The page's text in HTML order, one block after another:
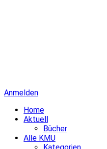
Anmelden
Home
Aktuell
Bücher
Alle KMU
Kategorien